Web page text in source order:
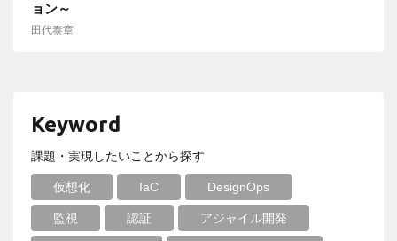
ョン～
田代泰章
Keyword
課題・実現したいことから探す
仮想化 IaC DesignOps
監視 認証 アジャイル開発